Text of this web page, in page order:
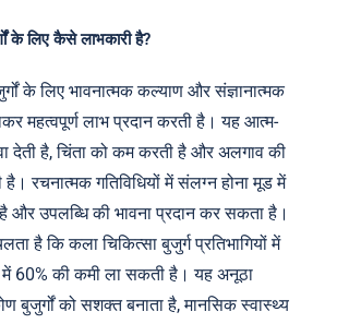
के लिए कैसे लाभकारी है?
के लिए भावनात्मक कल्याण और संज्ञानात्मक
महत्वपूर्ण लाभ प्रदान करती है। यह आत्म-
देती है, चिंता को कम करती है और अलगाव की
रचनात्मक गतिविधियों में संलग्न होना मूड में
और उपलब्धि की भावना प्रदान कर सकता है।
है कि कला चिकित्सा बुजुर्ग प्रतिभागियों में
60% की कमी ला सकती है। यह अनूठा
बुजुर्गों को सशक्त बनाता है, मानसिक स्वास्थ्य